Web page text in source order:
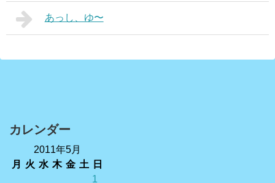
あっし、ゆ〜
カレンダー
2011年5月
月
火 水 木 金 土
日
1